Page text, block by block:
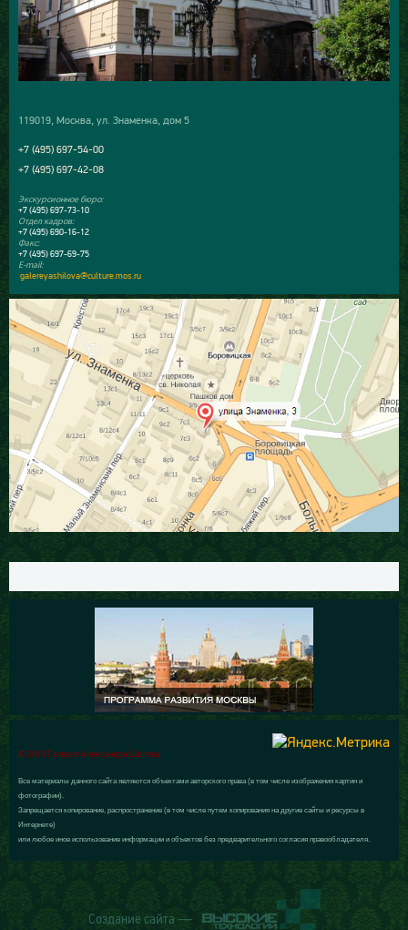
119019, Москва, ул. Знаменка, дом 5
+7 (495) 697-54-00
+7 (495) 697-42-08
Экскурсионное бюро:
+7 (495) 697-73-10
Отдел кадров:
+7 (495) 690-16-12
Факс:
+7 (495) 697-69-75
E-mail:
galereyashilova@culture.mos.ru
© 2015 Галерея Александра Шилова
Все материалы данного сайта являются объектами авторского права (в том числе изображения картин и
фотографии).
Запрещается копирование, распространение (в том числе путем копирования на другие сайты и ресурсы в
Интернете)
или любое иное использование информации и объектов без предварительного согласия правообладателя.
Создание сайта —